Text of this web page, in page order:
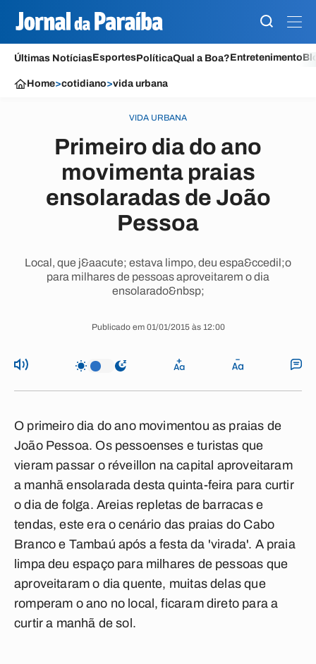
Últimas NotíciasEsportesPolíticaQual a Boa?Entretenimento
Home>cotidiano>vida urbana
VIDA URBANA
Primeiro dia do ano
movimenta praias
ensolaradas de João
Pessoa
Local, que j&aacute; estava limpo, deu espa&ccedil;o
para milhares de pessoas aproveitarem o dia
ensolarado&nbsp;
Publicado em 01/01/2015 às 12:00
O primeiro dia do ano movimentou as praias de
João Pessoa. Os pessoenses e turistas que
vieram passar o réveillon na capital aproveitaram
a manhã ensolarada desta quinta-feira para curtir
o dia de folga. Areias repletas de barracas e
tendas, este era o cenário das praias do Cabo
Branco e Tambaú após a festa da 'virada'. A praia
limpa deu espaço para milhares de pessoas que
aproveitaram o dia quente, muitas delas que
romperam o ano no local, ficaram direto para a
curtir a manhã de sol.